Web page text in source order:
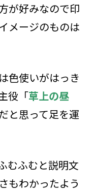
が好みなので印
メージのものは
色使いがはっき
役「草上の昼
と思って足を運
むふむと説明文
もわかったよう